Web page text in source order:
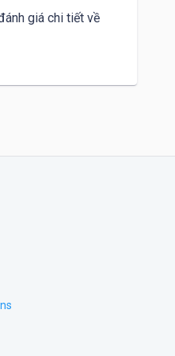
giá chi tiết về